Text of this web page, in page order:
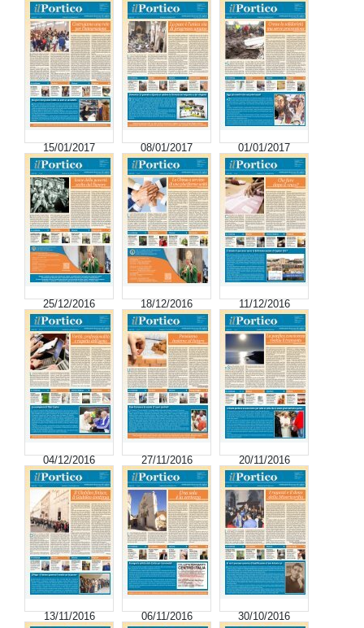
15/01/2017 08/01/2017 01/01/2017
25/12/2016 18/12/2016 11/12/2016
04/12/2016 27/11/2016 20/11/2016
13/11/2016 06/11/2016 30/10/2016